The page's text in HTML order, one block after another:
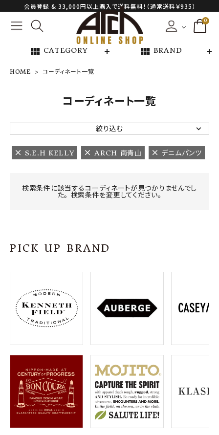
会員登録 & 33,000円以上購入で送料無料！（通常送料￥935）
0
view_module CATEGORY view_module BRAND
NEW ARRIVAL
ARCH EXCLUSIVE
BRAND
INFORMATION
ご利用ガイド
プライバシーポリシー
特定商取引法について
お問い合わせ
OFFICIAL WEB SITE
ACCOUNT MENU
ようこそ ゲスト 様
meeting_room ログイン 会員登録
HOME コーディネート一覧
コーディネート一覧
絞り込む
S.E.H KELLY ARCH 南青山 デニムパンツ
検索条件に該当するコーディネートが見つかりませんでし
た。 検索条件を変更してください。
PICK UP BRAND